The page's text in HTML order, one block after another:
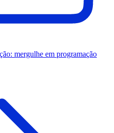
mergulhe em programação